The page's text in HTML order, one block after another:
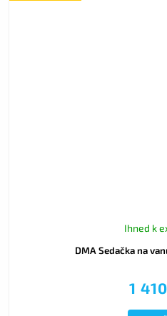
DMA Sedačka na
Ihned k
1